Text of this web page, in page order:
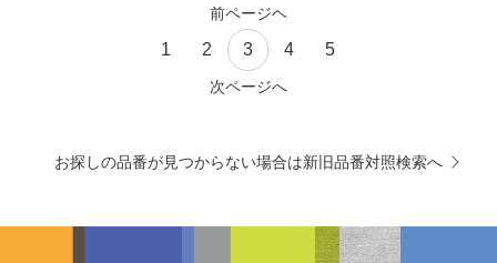
前ページヘ
1 2 3 4 5
次ページへ
お探しの品番が見つからない場合は新旧品番対照検索へ